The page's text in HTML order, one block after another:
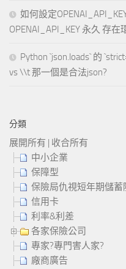
如何設定
OPENAI_API_KEY 永久 存
Python `json.loads` 的
vs \\t 那一個是合法json?
分類
展開所有 | 收合所有
中小企業
保障型
保險局仇視短年期儲蓄
信用卡
利率&利差
各家保險公司
專家?專門害人家?
廠商廣告